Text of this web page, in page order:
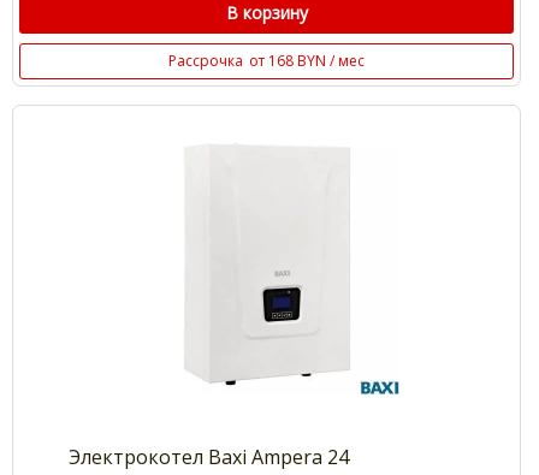
В корзину
Рассрочка от 168 BYN / мес
Электрокотел Baxi Ampera 24